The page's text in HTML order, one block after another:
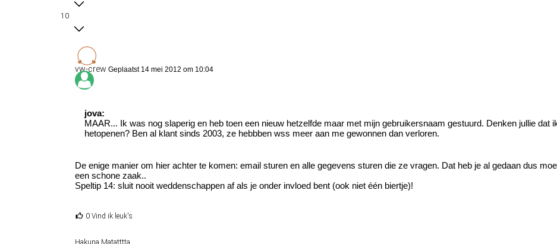
10
vw-crew Geplaatst 14 mei 2012 om 10:04
jova:
MAAR... Ik was nog slaperig en heb toen een nieuw hetzelfde maar met mijn gebruikersnaam gestuurd. Denken jullie dat
hetopenen? Ben al klant sinds 2003, ze hebbben wss meer aan me gewonnen dan verloren.
De enige manier om hier achter te komen: email sturen en alle gegevens sturen die ze vragen. Dat heb je al gedaan dus
een schone zaak..
Speltip 14: sluit nooit weddenschappen af als je onder invloed bent (ook niet één biertje)!
0 Vind ik leuk's
Hakuna Matatttta.